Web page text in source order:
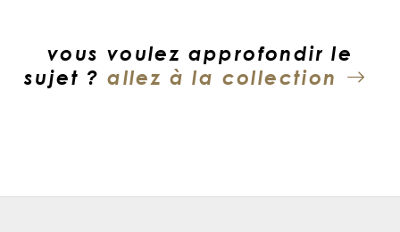
vous voulez approfondir le
sujet ?allez à la collection